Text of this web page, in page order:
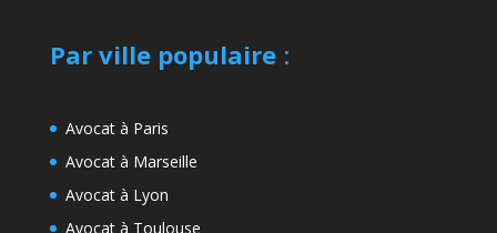
Par ville populaire:
Avocat à Paris
Avocat à Marseille
Avocat à Lyon
Avocat à Toulouse